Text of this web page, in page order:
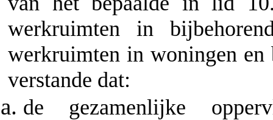
werkruimten in
werkruimten in woningen en
verstande dat:
de gezamenlijke